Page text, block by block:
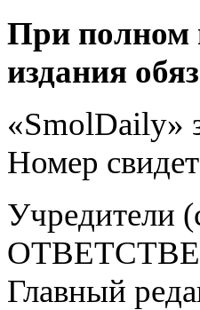
При полном
издания
«SmolDaily»
Номер
Главный